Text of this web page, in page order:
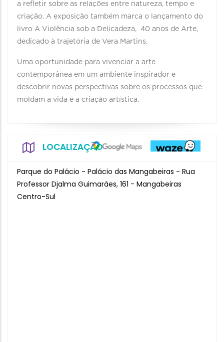
a refletir sobre as relações entre natureza, tempo e
criação. A exposição também marca o lançamento do
livro A Violência sob a Delicadeza, 40 anos de Arte,
dedicado à trajetória de Vera Martins.
Uma oportunidade para vivenciar a arte
contemporânea em um ambiente inspirador e
descobrir novas perspectivas sobre os processos que
moldam a vida e a criação artística.
LOCALIZAÇÃO
Parque do Palácio - Palácio das Mangabeiras - Rua
Professor Djalma Guimarães, 161 - Mangabeiras
Centro-Sul